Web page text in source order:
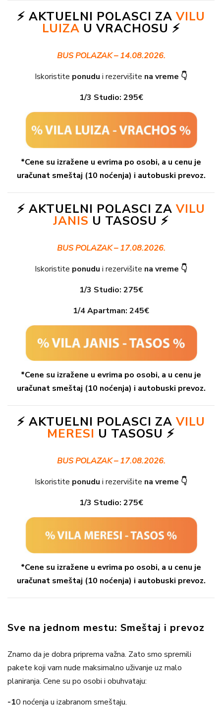
⚡ AKTUELNI POLASCI ZA VILU
LUIZA U VRACHOSU ⚡
BUS POLAZAK – 14.08.2026.
Iskoristite ponudu i rezervišite na vreme 👇
1/3 Studio: 295€
*Cene su izražene u evrima po osobi, a u cenu je
uračunat smeštaj (10 noćenja) i autobuski prevoz.
⚡ AKTUELNI POLASCI ZA VILU
JANIS U TASOSU ⚡
BUS POLAZAK – 17.08.2026.
Iskoristite ponudu i rezervišite na vreme 👇
1/3 Studio: 275€
1/4 Apartman: 245€
*Cene su izražene u evrima po osobi, a u cenu je
uračunat smeštaj (10 noćenja) i autobuski prevoz.
⚡ AKTUELNI POLASCI ZA VILU
MERESI U TASOSU ⚡
BUS POLAZAK – 17.08.2026.
Iskoristite ponudu i rezervišite na vreme 👇
1/3 Studio: 275€
*Cene su izražene u evrima po osobi, a u cenu je
uračunat smeštaj (10 noćenja) i autobuski prevoz.
Sve na jednom mestu: Smeštaj i prevoz
Znamo da je dobra priprema važna. Zato smo spremili
pakete koji vam nude maksimalno uživanje uz malo
planiranja. Cene su po osobi i obuhvataju:
-10 noćenja u izabranom smeštaju.